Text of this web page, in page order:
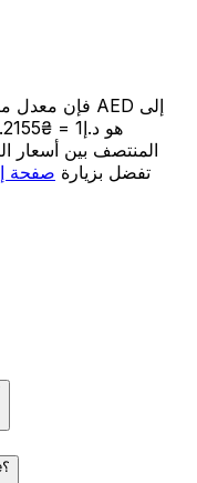
المنتصف بين أسعار
لمعرفة تكلفة هذا التحويل مع Xe، تفضل بزيارة صفحة
هل يمكنني إرسال 5,000 AED إلى UAH مع Xe؟